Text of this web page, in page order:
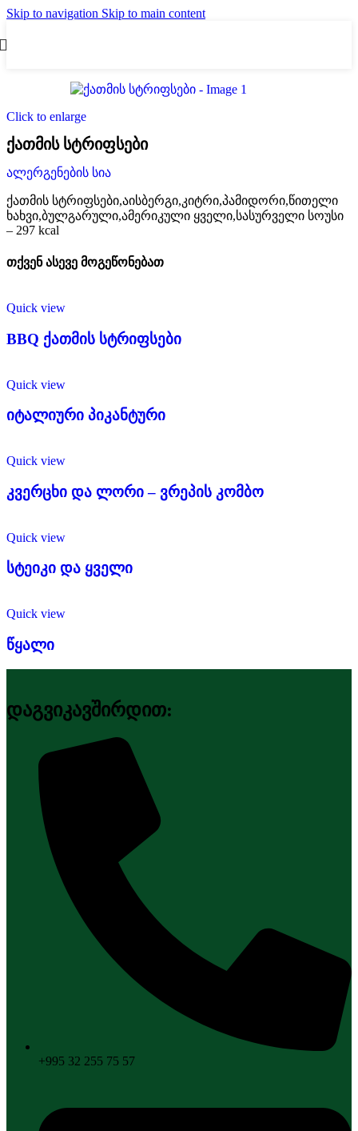
Skip to navigation Skip to main content
Click to enlarge
ქათმის სტრიფსები
ალერგენების სია
ქათმის სტრიფსები,აისბერგი,კიტრი,პამიდორი,წითელი
ხახვი,ბულგარული,ამერიკული ყველი,სასურველი სოუსი
– 297 kcal
თქვენ ასევე მოგეწონებათ
Quick view
BBQ ქათმის სტრიფსები
Quick view
იტალიური პიკანტური
Quick view
კვერცხი და ლორი – ვრეპის კომბო
Quick view
სტეიკი და ყველი
Quick view
წყალი
დაგვიკავშირდით:
+995 32 255 75 57